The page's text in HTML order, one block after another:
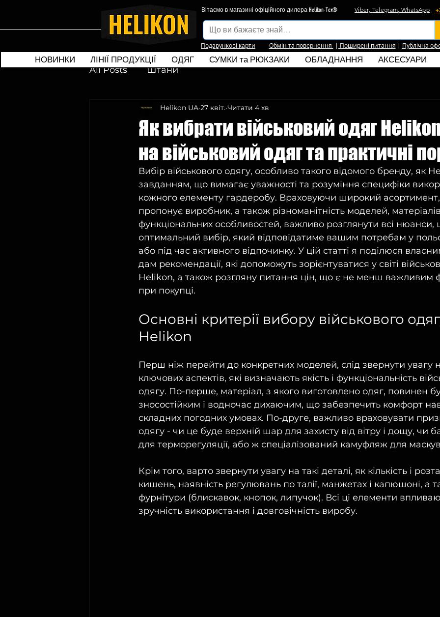
Вітаємо в магазині офіційного дилера Helikon-Tex® Viber, Telegram, WhatsApp
Подарункові карти Обмін та повернення | Поширені питання | Публічна
НОВИНКИ ЛІНІЇ ПРОДУКЦІЇ ОДЯГ СУМКИ та РЮКЗАКИ ОБЛАДНАННЯ АКСЕСУАРИ
All Posts Штани
Як вибрати військовий одяг
на військовий одяг та практичні
Helikon UA 27 квіт. Читати 4 хв
Вибір військового одягу, особливо такого відомого бренду, як
завданням, що вимагає уважності та розуміння специфіки
кожного елементу гардеробу. Враховуючи широкий
пропонує виробник, а також різноманітність моделей, матеріалів
функціональних особливостей, важливо розглянути всі
оптимальний вибір, який відповідатиме вашим потребам у
або під час активного відпочинку. У цій статті я поділюся
дам рекомендації, які допоможуть зорієнтуватися у світі
Helikon, а також розгляну питання цін, що є не менш важливим
при покупці.
Основні критерії вибору військового
Helikon
Перш ніж перейти до конкретних моделей, слід звернути увагу
ключових аспектів, які визначають якість і функціональність
одягу. По-перше, матеріал, з якого виготовлено одяг, повинен
зносостійким і водночас дихаючим, що забезпечить комфорт
складних погодних умовах. По-друге, важливо враховувати
одягу - чи це буде верхній шар для захисту від вітру і дощу, чи
для терморегуляції, або ж спеціалізований камуфляж для
Крім того, варто звернути увагу на такі деталі, як кількість і
кишень, наявність регулювань по талії, манжетах і капюшоні, а
фурнітури (блискавок, кнопок, липучок). Всі ці елементи
зручність використання і довговічність виробу.